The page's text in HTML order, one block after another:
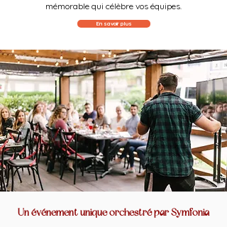
mémorable qui célèbre vos équipes.
En savoir plus
Un événement unique orchestré par Symfonia